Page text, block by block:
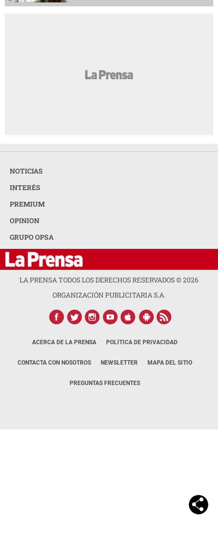
NOTICIAS
INTERÉS
PREMIUM
OPINION
GRUPO OPSA
LA PRENSA TODOS LOS DERECHOS RESERVADOS ©2026
ORGANIZACIÓN PUBLICITARIA S.A.
ACERCA DE LA PRENSA POLÍTICA DE PRIVACIDAD
CONTACTA CON NOSOTROS NEWSLETTER MAPA DEL SITIO
PREGUNTAS FRECUENTES